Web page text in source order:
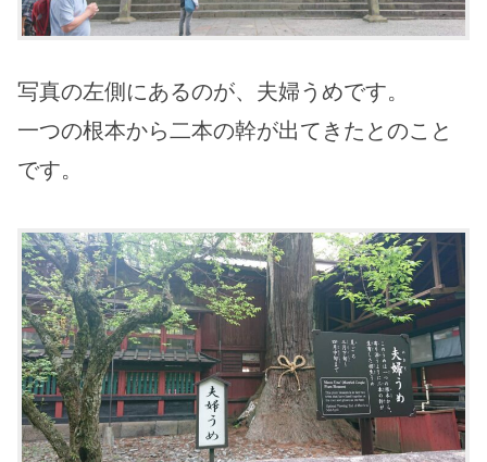
写真の左側にあるのが、夫婦うめです。
一つの根本から二本の幹が出てきたとのこと
です。